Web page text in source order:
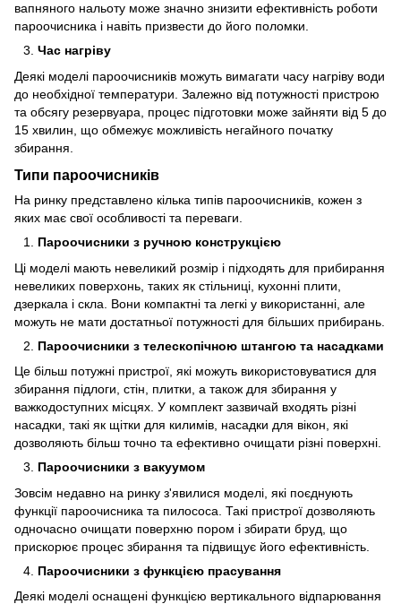
вапняного нальоту може значно знизити ефективність роботи
пароочисника і навіть призвести до його поломки.
Час нагріву
Деякі моделі пароочисників можуть вимагати часу нагріву води
до необхідної температури. Залежно від потужності пристрою
та обсягу резервуара, процес підготовки може зайняти від 5 до
15 хвилин, що обмежує можливість негайного початку
збирання.
Типи пароочисників
На ринку представлено кілька типів пароочисників, кожен з
яких має свої особливості та переваги.
Пароочисники з ручною конструкцією
Ці моделі мають невеликий розмір і підходять для прибирання
невеликих поверхонь, таких як стільниці, кухонні плити,
дзеркала і скла. Вони компактні та легкі у використанні, але
можуть не мати достатньої потужності для більших прибирань.
Пароочисники з телескопічною штангою та насадками
Це більш потужні пристрої, які можуть використовуватися для
збирання підлоги, стін, плитки, а також для збирання у
важкодоступних місцях. У комплект зазвичай входять різні
насадки, такі як щітки для килимів, насадки для вікон, які
дозволяють більш точно та ефективно очищати різні поверхні.
Пароочисники з вакуумом
Зовсім недавно на ринку з'явилися моделі, які поєднують
функції пароочисника та пилососа. Такі пристрої дозволяють
одночасно очищати поверхню пором і збирати бруд, що
прискорює процес збирання та підвищує його ефективність.
Пароочисники з функцією прасування
Деякі моделі оснащені функцією вертикального відпарювання